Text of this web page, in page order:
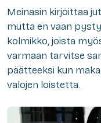
Meinasin kirjoittaa
mutta en vaan
kolmikko, joista
varmaan tarvitse
päätteeksi kun
valojen loistetta.